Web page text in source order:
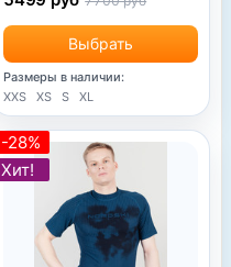
Выбрать
Размеры в наличии:
XXS
XS S XL
-28%
Хит!